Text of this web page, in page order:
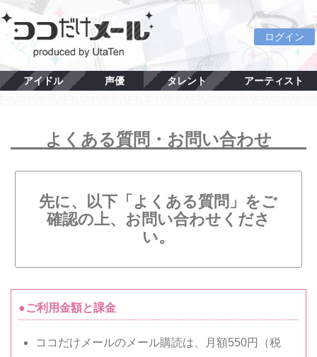
ログイン
アイドル 声優 タレント アーティスト
よくある質問・お問い合わせ
先に、以下「よくある質問」をご
確認の上、お問い合わせくださ
い。
●ご利用金額と課金
ココだけメールのメール購読は、月額550円（税